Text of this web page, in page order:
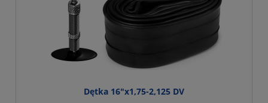
Dętka 16"x1,75-2,125 DV